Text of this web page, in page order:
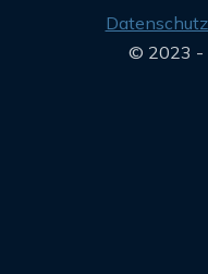
© 2023 -